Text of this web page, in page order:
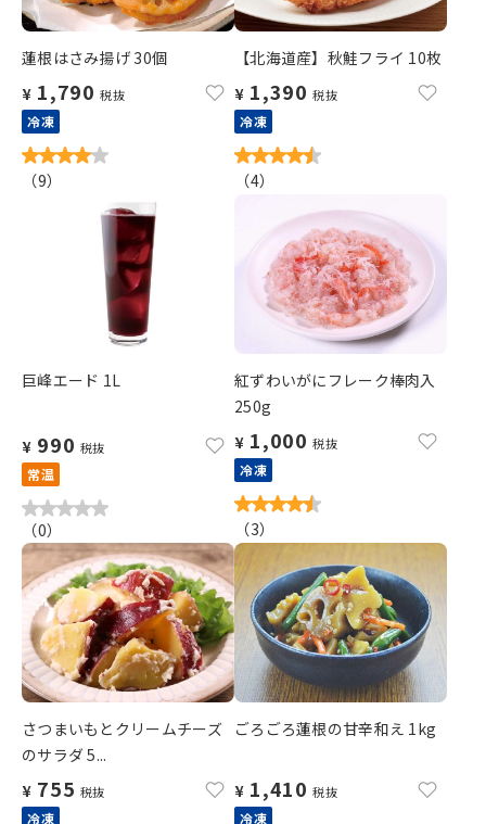
蓮根はさみ揚げ 30個
¥ 1,790 税抜
冷凍
（9）
【北海道産】秋鮭フライ 10枚
¥ 1,390 税抜
冷凍
（4）
巨峰エード 1L
¥ 990 税抜
常温
（0）
紅ずわいがにフレーク棒肉入
250g
¥ 1,000 税抜
冷凍
（3）
さつまいもとクリームチーズ
のサラダ 5...
¥ 755 税抜
冷凍
ごろごろ蓮根の甘辛和え 1kg
¥ 1,410 税抜
冷凍